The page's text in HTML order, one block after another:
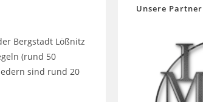
Bergstadt Lößnitz
(rund 50
sind rund 20
Unsere Partner